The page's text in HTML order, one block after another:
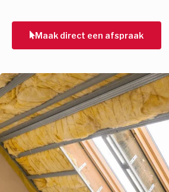
Maak direct een afspraak